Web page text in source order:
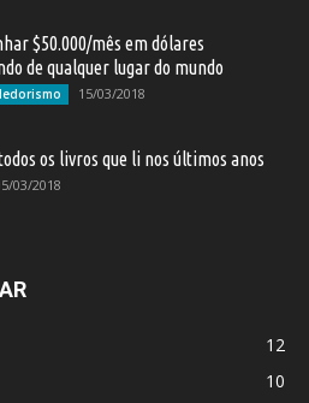
$50.000/mês em dólares
de qualquer lugar do mundo
15/03/2018
os livros que li nos últimos anos
03/2018
12
10